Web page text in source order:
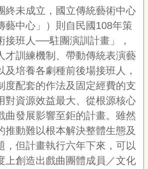
終未成立，國立傳統藝術中心
藝中心」）則自民國108年策
接班人──駐團演訓計畫」，
才訓練機制、帶動傳統表演藝
及培養各劇種前後場接班人，
度配套的作法及固定經費的支
對資源效益最大、從根源核心
曲發展影響至鉅的計畫。雖然
推動難以根本解決整體生態及
，但計畫執行六年下來，可以
上創造出戲曲團體成員／文化